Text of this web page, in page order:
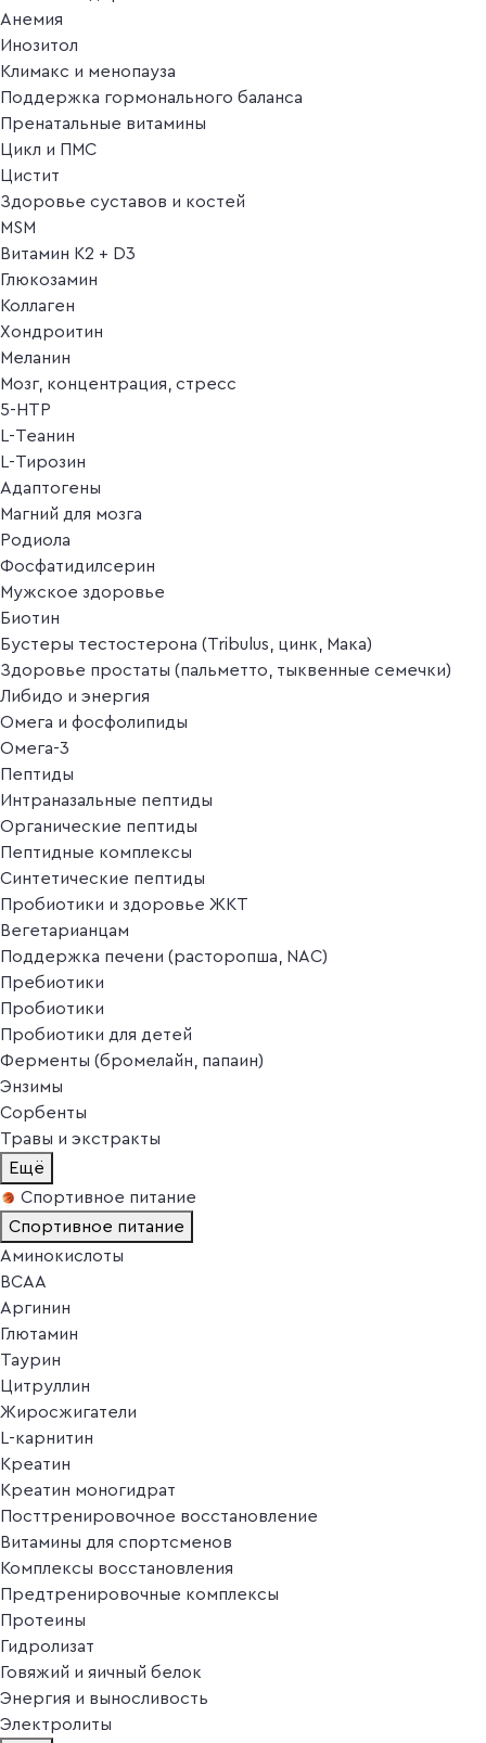
Анемия
Инозитол
Климакс и менопауза
Поддержка гормонального баланса
Пренатальные витамины
Цикл и ПМС
Цистит
Здоровье суставов и костей
MSM
Витамин K2 + D3
Глюкозамин
Коллаген
Хондроитин
Меланин
Мозг, концентрация, стресс
5-HTP
L-Теанин
L-Тирозин
Адаптогены
Магний для мозга
Родиола
Фосфатидилсерин
Мужское здоровье
Биотин
Бустеры тестостерона (Tribulus, цинк, Мака)
Здоровье простаты (пальметто, тыквенные семечки)
Либидо и энергия
Омега и фосфолипиды
Омега-3
Пептиды
Интраназальные пептиды
Органические пептиды
Пептидные комплексы
Синтетические пептиды
Пробиотики и здоровье ЖКТ
Вегетарианцам
Поддержка печени (расторопша, NAC)
Пребиотики
Пробиотики
Пробиотики для детей
Ферменты (бромелайн, папаин)
Энзимы
Сорбенты
Травы и экстракты
Ещё
Спортивное питание
Спортивное питание
Аминокислоты
BCAA
Аргинин
Глютамин
Таурин
Цитруллин
Жиросжигатели
L-карнитин
Креатин
Креатин моногидрат
Посттренировочное восстановление
Витамины для спортсменов
Комплексы восстановления
Предтренировочные комплексы
Протеины
Гидролизат
Говяжий и яичный белок
Энергия и выносливость
Электролиты